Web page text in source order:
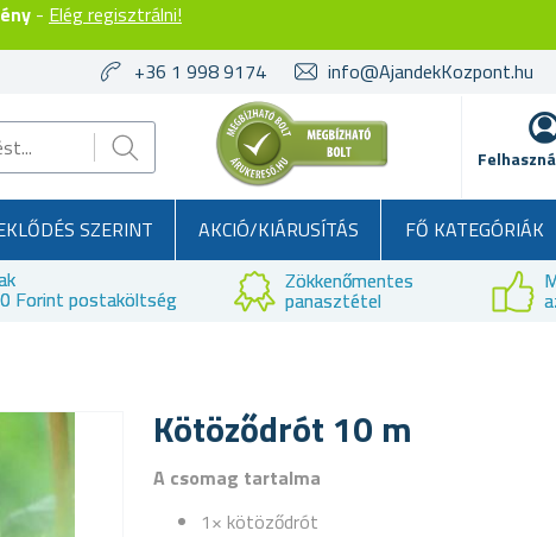
- Elég regisztrálni!
+36 1 998 9174 info@AjandekKozpont.hu
SZERINT AKCIÓ/KIÁRUSÍTÁS FŐ KATEGÓRIÁK
Forint postaköltség
Zökkenőmentes
panasztétel
Kötöződrót 10 m
A csomag tartalma
1× kötöződrót